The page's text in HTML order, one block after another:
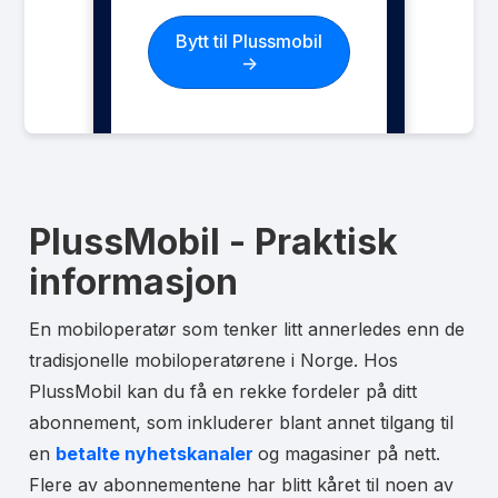
Les mer om PlussMobil Fri Data
Bytt til Plussmobil
->
PlussMobil - Praktisk
informasjon
En mobiloperatør som tenker litt annerledes enn de
tradisjonelle mobiloperatørene i Norge. Hos
PlussMobil kan du få en rekke fordeler på ditt
abonnement, som inkluderer blant annet tilgang til
en betalte nyhetskanaler og magasiner på nett.
Flere av abonnementene har blitt kåret til noen av